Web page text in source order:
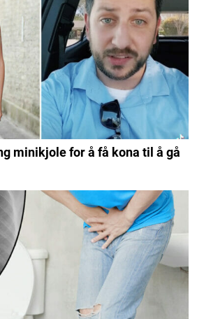
minikjole for å få kona til å gå